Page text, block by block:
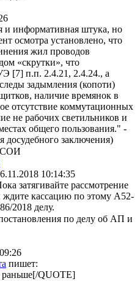
и информативная штука, но
осмотра установлено, что
жил проводов
«скрутки», что
[7] п.п. 2.4.21, 2.4.24., а
задымления (копоти)
наличие времянок в
отсутствие коммутационных
не рабочих светильников и
общего пользования." -
досудебного заключения)
СОИ
10:14:35
затягивайте рассмотрение
ждите кассацию по этому А52-
2018 делу.
по делу об АП и
пишет:
раньше[/QUOTE]